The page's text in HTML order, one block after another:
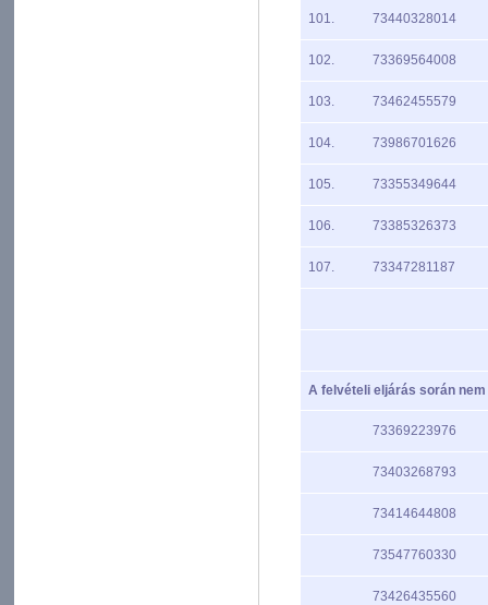
101. 73440328014
102. 73369564008
103. 73462455579
104. 73986701626
105. 73355349644
106. 73385326373
107. 73347281187
A felvételi eljárás során
73369223976
73403268793
73414644808
73547760330
73426435560